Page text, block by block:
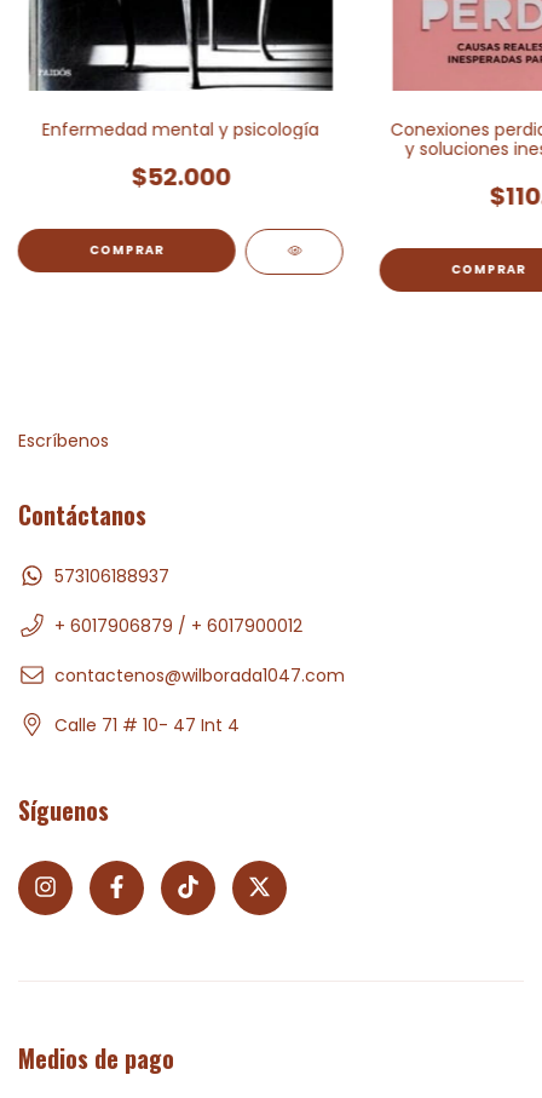
Enfermedad mental y psicología
$52.000
Conexiones
y soluciones
Escríbenos
Contáctanos
573106188937
+ 6017906879 / + 6017900012
contactenos@wilborada1047.com
Calle 71 # 10- 47 Int 4
Síguenos
Medios de pago